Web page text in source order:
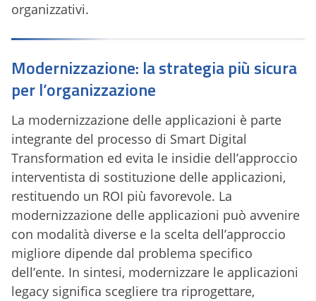
organizzativi.
Modernizzazione: la strategia più sicura
per l’organizzazione
La modernizzazione delle applicazioni è parte
integrante del processo di Smart Digital
Transformation ed evita le insidie ​​dell’approccio
interventista di sostituzione delle applicazioni,
restituendo un ROI più favorevole. La
modernizzazione delle applicazioni può avvenire
con modalità diverse e la scelta dell’approccio
migliore dipende dal problema specifico
dell’ente. In sintesi, modernizzare le applicazioni
legacy significa scegliere tra riprogettare,